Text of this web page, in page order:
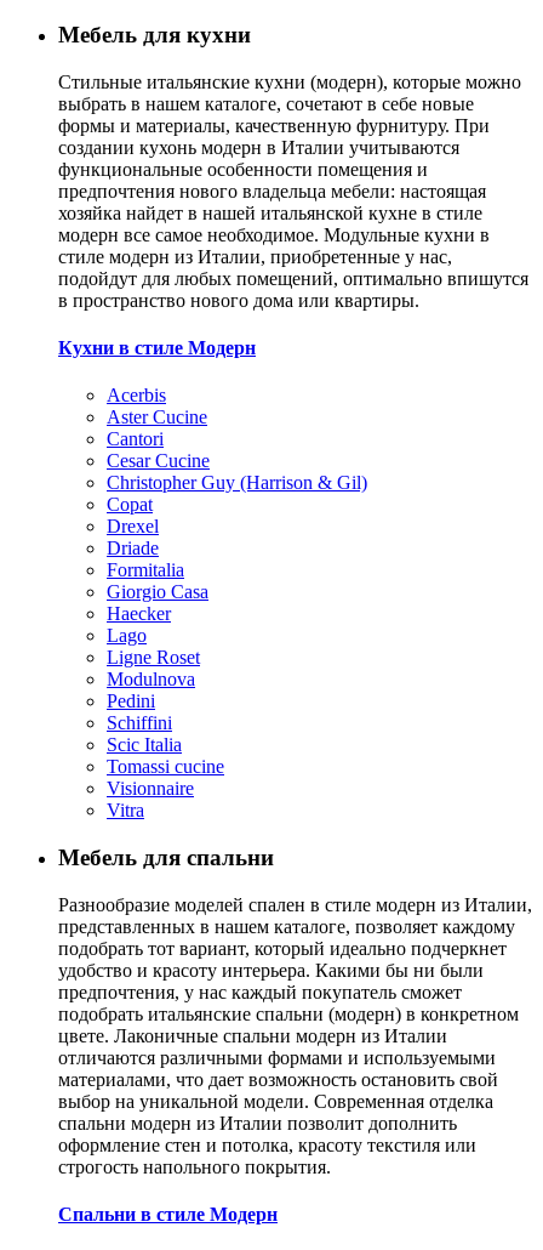
Мебель для кухни
Стильные итальянские кухни (модерн), которые можно
выбрать в нашем каталоге, сочетают в себе новые
формы и материалы, качественную фурнитуру. При
создании кухонь модерн в Италии учитываются
функциональные особенности помещения и
предпочтения нового владельца мебели: настоящая
хозяйка найдет в нашей итальянской кухне в стиле
модерн все самое необходимое. Модульные кухни в
стиле модерн из Италии, приобретенные у нас,
подойдут для любых помещений, оптимально впишутся
в пространство нового дома или квартиры.
Кухни в стиле Модерн
Acerbis
Aster Cucine
Cantori
Cesar Cucine
Christopher Guy (Harrison & Gil)
Copat
Drexel
Driade
Formitalia
Giorgio Casa
Haecker
Lago
Ligne Roset
Modulnova
Pedini
Schiffini
Scic Italia
Tomassi cucine
Visionnaire
Vitra
Мебель для спальни
Разнообразие моделей спален в стиле модерн из Италии,
представленных в нашем каталоге, позволяет каждому
подобрать тот вариант, который идеально подчеркнет
удобство и красоту интерьера. Какими бы ни были
предпочтения, у нас каждый покупатель сможет
подобрать итальянские спальни (модерн) в конкретном
цвете. Лаконичные спальни модерн из Италии
отличаются различными формами и используемыми
материалами, что дает возможность остановить свой
выбор на уникальной модели. Современная отделка
спальни модерн из Италии позволит дополнить
оформление стен и потолка, красоту текстиля или
строгость напольного покрытия.
Спальни в стиле Модерн